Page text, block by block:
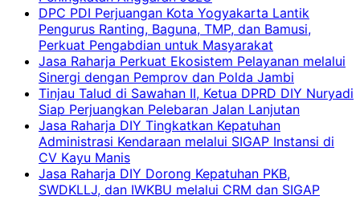
DPC PDI Perjuangan Kota Yogyakarta Lantik
Pengurus Ranting, Baguna, TMP, dan Bamusi,
Perkuat Pengabdian untuk Masyarakat
Jasa Raharja Perkuat Ekosistem Pelayanan melalui
Sinergi dengan Pemprov dan Polda Jambi
Tinjau Talud di Sawahan II, Ketua DPRD DIY Nuryadi
Siap Perjuangkan Pelebaran Jalan Lanjutan
Jasa Raharja DIY Tingkatkan Kepatuhan
Administrasi Kendaraan melalui SIGAP Instansi di
CV Kayu Manis
Jasa Raharja DIY Dorong Kepatuhan PKB,
SWDKLLJ, dan IWKBU melalui CRM dan SIGAP